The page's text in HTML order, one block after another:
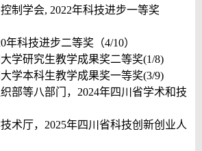
制学会, 2022年科技进步一等奖
年科技进步二等奖（4/10）
学研究生教学成果奖二等奖(1/8)
学本科生教学成果奖一等奖(3/9)
部等八部门，2024年四川省学术和技
术厅，2025年四川省科技创新创业人